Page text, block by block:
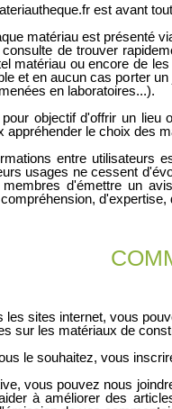
est avant
matériau est présenté
de trouver
matériau ou encore de
et en aucun cas porter
en laboratoires...).
objectif d'offrir un
appréhender le choix des
entre utilisateurs
usages ne cessent
d'émettre un
d'expertise,
les sites internet, vous
sur les matériaux de
le souhaitez, vous
vous pouvez nous
à améliorer des